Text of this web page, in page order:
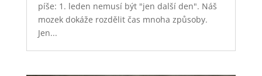
píše: 1. leden nemusí být "jen další den". Náš
mozek dokáže rozdělit čas mnoha způsoby.
Jen...